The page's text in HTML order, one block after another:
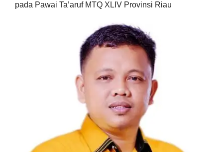
pada Pawai Ta’aruf MTQ XLIV Provinsi Riau